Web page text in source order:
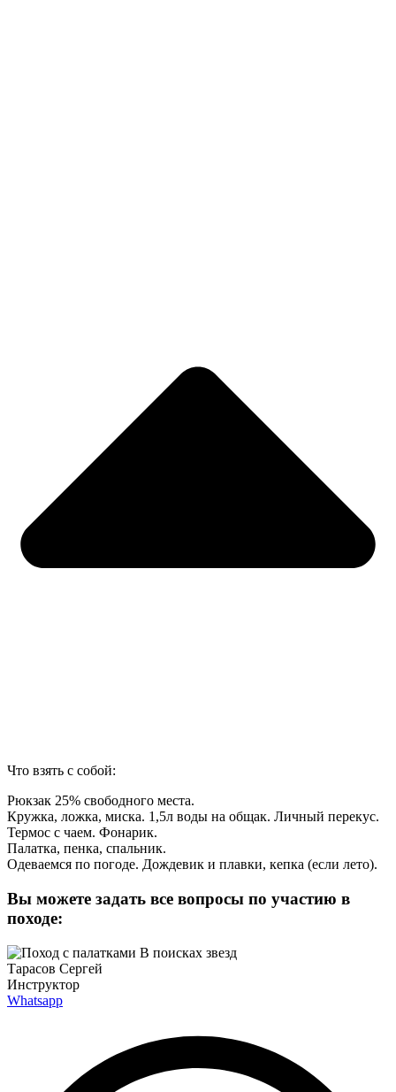
Что взять с собой:
Рюкзак 25% свободного места.
Кружка, ложка, миска. 1,5л воды на общак. Личный перекус.
Термос с чаем. Фонарик.
Палатка, пенка, спальник.
Одеваемся по погоде. Дождевик и плавки, кепка (если лето).
Вы можете задать все вопросы по участию в
походе:
Тарасов Сергей
Инструктор
Whatsapp